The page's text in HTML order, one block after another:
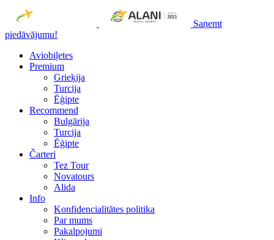
Saņemt
piedāvājumu!
Aviobiļetes
Premium
Grieķija
Turcija
Ēģipte
Recommend
Bulgārija
Turcija
Ēģipte
Čarteri
Tez Tour
Novatours
Alida
Info
Konfidencialitātes politika
Par mums
Рakalpojumi